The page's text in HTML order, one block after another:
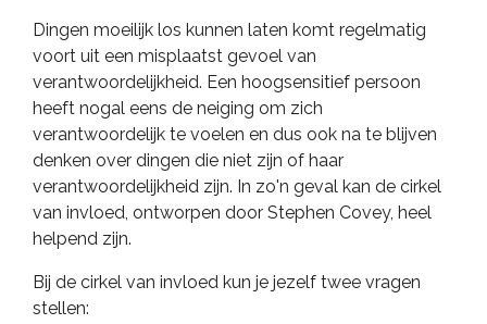
Dingen moeilijk los kunnen laten komt regelmatig
voort uit een misplaatst gevoel van
verantwoordelijkheid. Een hoogsensitief persoon
heeft nogal eens de neiging om zich
verantwoordelijk te voelen en dus ook na te blijven
denken over dingen die niet zijn of haar
verantwoordelijkheid zijn. In zo'n geval kan de cirkel
van invloed, ontworpen door Stephen Covey, heel
helpend zijn.
Bij de cirkel van invloed kun je jezelf twee vragen
stellen: